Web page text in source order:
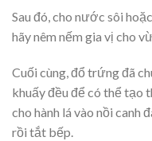
Sau đó, cho nước sôi
hãy nêm nếm gia vị cho
Cuối cùng, đổ trứng đã
khuấy đều để có thể tạo
cho hành lá vào nồi canh
rồi tắt bếp.